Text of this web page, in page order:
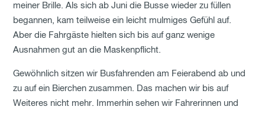
meiner Brille. Als sich ab Juni die Busse wieder zu füllen
begannen, kam teilweise ein leicht mulmiges Gefühl auf.
Aber die Fahrgäste hielten sich bis auf ganz wenige
Ausnahmen gut an die Maskenpflicht.
Gewöhnlich sitzen wir Busfahrenden am Feierabend ab und
zu auf ein Bierchen zusammen. Das machen wir bis auf
Weiteres nicht mehr. Immerhin sehen wir Fahrerinnen und